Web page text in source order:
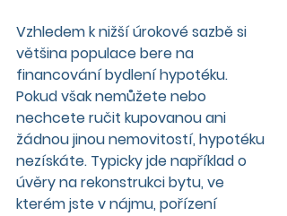
Vzhledem k nižší úrokové sazbě si
většina populace bere na
financování bydlení hypotéku.
Pokud však nemůžete nebo
nechcete ručit kupovanou ani
žádnou jinou nemovitostí, hypotéku
nezískáte. Typicky jde například o
úvěry na rekonstrukci bytu, ve
kterém jste v nájmu, pořízení